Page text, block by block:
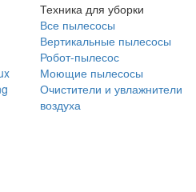
Техника для уборки
Все пылесосы
Вертикальные пылесосы
Робот-пылесос
Моющие пылесосы
Очистители и увлажнители
воздуха